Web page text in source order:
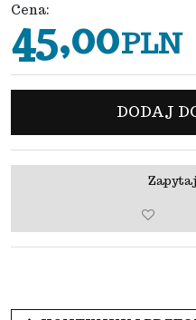
Cena:
45,00PLN
DODAJ